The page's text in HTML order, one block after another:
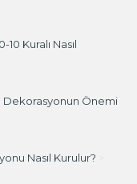
Kuralı Nasıl
Dekorasyonun Önemi
Nasıl Kurulur?